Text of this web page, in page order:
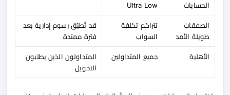
الحسابات
Ultra Low
الصفقات
طويلة الأمد
تتراكم تكلفة
السواب
قد تُطبّق رسوم إدارية بعد
فترة ممتدة
الأهلية جميع المتداولين
المتداولون الذين يطلبون
التحويل